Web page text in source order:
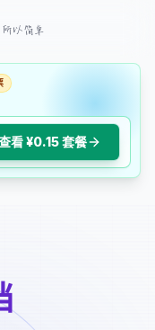
以简单
看 ¥0.15 套餐